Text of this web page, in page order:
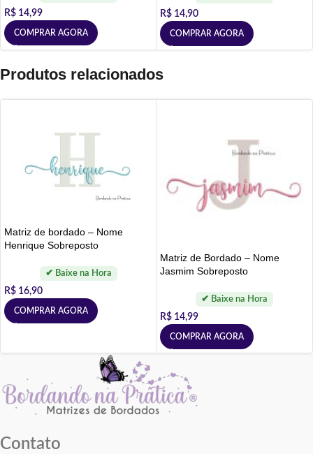
R$ 14,99
COMPRAR AGORA
R$ 14,90
COMPRAR AGORA
Produtos relacionados
Matriz de bordado – Nome
Henrique Sobreposto
R$ 16,90
COMPRAR AGORA
Matriz de Bordado – Nome
Jasmim Sobreposto
R$ 14,99
COMPRAR AGORA
Contato